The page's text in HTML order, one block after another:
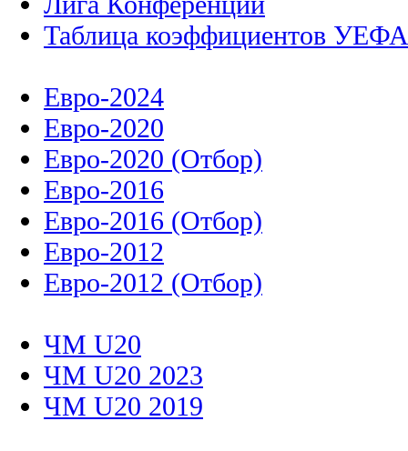
Таблица коэффициентов УЕФА
Евро-2024
Евро-2020
Евро-2020 (Отбор)
Евро-2016
Евро-2016 (Отбор)
Евро-2012
Евро-2012 (Отбор)
ЧМ U20
ЧМ U20 2023
ЧМ U20 2019